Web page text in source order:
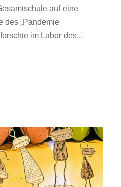
auf eine
des „Pandemie
im Labor des...